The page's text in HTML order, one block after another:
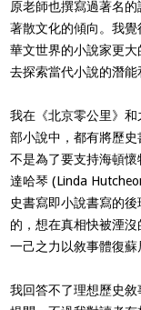
原老師也撰寫過著名
著散文化的傾向。我
華文世界的小說家更
去探索當代小說的潛能
我在《北京零公里》
部小說中，都有將歷史
不是為了要支持海頓
達哈琴 (Linda
史書寫即小說書寫的
的，想在真相快被湮
一己之力以敘事體復蘇
我回答不了理想歷史